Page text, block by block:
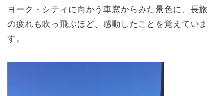
ヨーク・シティに向かう車窓からみた景色に、長旅
の疲れも吹っ飛ぶほど、感動したことを覚えていま
す。